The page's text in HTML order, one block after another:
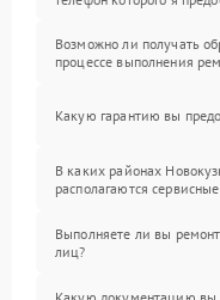
Возможно ли получать
процессе выполнения
Какую гарантию вы
В каких районах
располагаются
Выполняете ли вы
лиц?